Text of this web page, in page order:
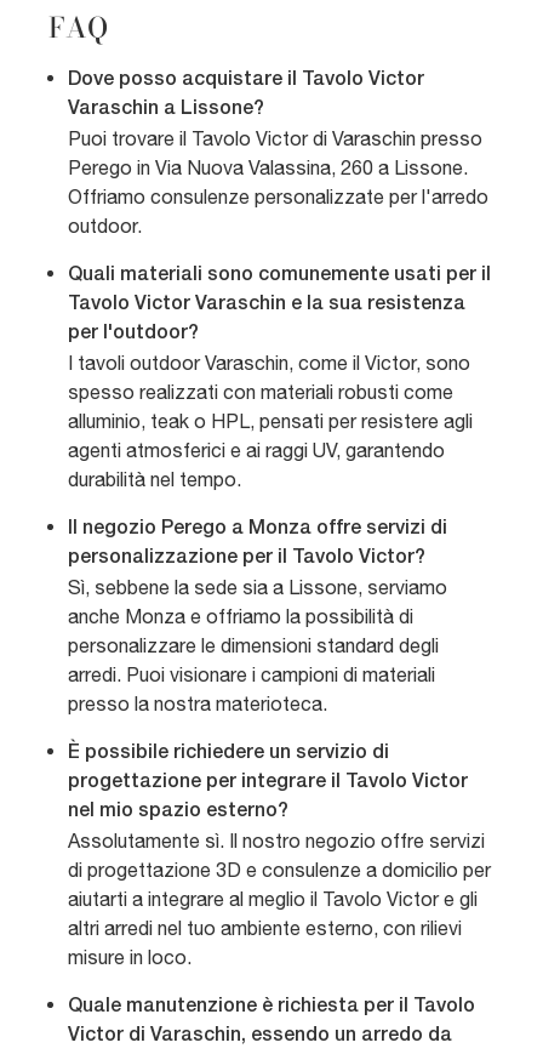
FAQ
Dove posso acquistare il Tavolo Victor
Varaschin a Lissone?
Puoi trovare il Tavolo Victor di Varaschin presso
Perego in Via Nuova Valassina, 260 a Lissone.
Offriamo consulenze personalizzate per l'arredo
outdoor.
Quali materiali sono comunemente usati per il
Tavolo Victor Varaschin e la sua resistenza
per l'outdoor?
I tavoli outdoor Varaschin, come il Victor, sono
spesso realizzati con materiali robusti come
alluminio, teak o HPL, pensati per resistere agli
agenti atmosferici e ai raggi UV, garantendo
durabilità nel tempo.
Il negozio Perego a Monza offre servizi di
personalizzazione per il Tavolo Victor?
Sì, sebbene la sede sia a Lissone, serviamo
anche Monza e offriamo la possibilità di
personalizzare le dimensioni standard degli
arredi. Puoi visionare i campioni di materiali
presso la nostra materioteca.
È possibile richiedere un servizio di
progettazione per integrare il Tavolo Victor
nel mio spazio esterno?
Assolutamente sì. Il nostro negozio offre servizi
di progettazione 3D e consulenze a domicilio per
aiutarti a integrare al meglio il Tavolo Victor e gli
altri arredi nel tuo ambiente esterno, con rilievi
misure in loco.
Quale manutenzione è richiesta per il Tavolo
Victor di Varaschin, essendo un arredo da